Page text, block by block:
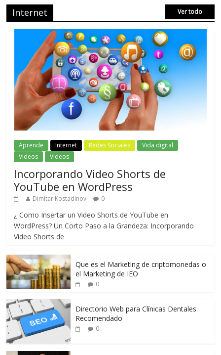
Internet Ver todo
Aprende Internet Redes Sociales
Vida digital
Videos
Videos
Incorporando Video Shorts de
YouTube en WordPress
Dimitar Kostadinov 0
¿ Como Insertar un Video Shorts de YouTube en
WordPress? Un Corto Paso a la Grandeza: Incorporando
Video Shorts de
Que es el Marketing de criptomonedas o
el Marketing de IEO
0
Directorio Web para Clínicas Dentales
Recomendado
0